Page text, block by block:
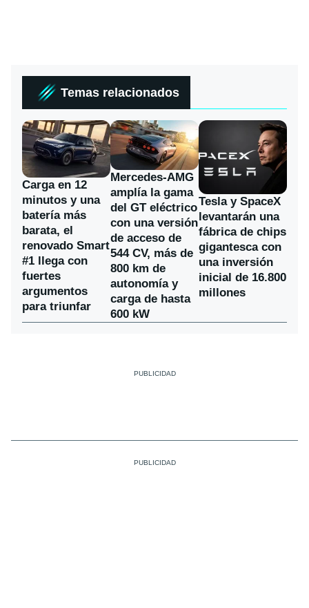
Temas relacionados
Carga en 12
minutos y una
batería más
barata, el
renovado Smart
#1 llega con
fuertes
argumentos
para triunfar
Mercedes-AMG
amplía la gama
del GT eléctrico
con una versión
de acceso de
544 CV, más de
800 km de
autonomía y
carga de hasta
600 kW
Tesla y SpaceX
levantarán una
fábrica de chips
gigantesca con
una inversión
inicial de 16.800
millones